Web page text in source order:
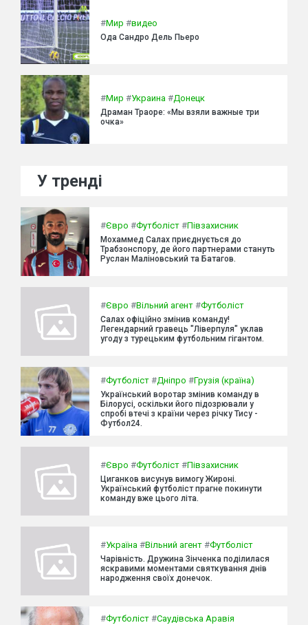
#Мир #видео
Ода Сандро Дель Пьеро
#Мир #Украина #Донецк
Драман Траоре: «Мы взяли важные три
очка»
У тренді
#Євро #Футболіст #Півзахисник
Мохаммед Салах приєднується до
Трабзонспору, де його партнерами стануть
Руслан Маліновський та Батагов.
#Євро #Вільний агент #Футболіст
Салах офіційно змінив команду!
Легендарний гравець "Ліверпуля" уклав
угоду з турецьким футбольним гігантом.
#Футболіст #Дніпро #Грузія (країна)
Український воротар змінив команду в
Білорусі, оскільки його підозрювали у
спробі втечі з країни через річку Тису -
Футбол24.
#Євро #Футболіст #Півзахисник
Циганков висунув вимогу Жироні.
Український футболіст прагне покинути
команду вже цього літа.
#Україна #Вільний агент #Футболіст
Чарівність. Дружина Зінченка поділилася
яскравими моментами святкування днів
народження своїх донечок.
#Футболіст #Саудівська Аравія